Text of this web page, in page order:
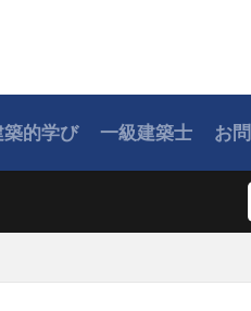
築的学び 一級建築士 お